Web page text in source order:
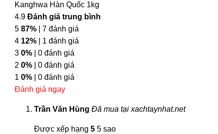
Kanghwa Hàn Quốc 1kg
4.9 Đánh giá trung bình
5 87% | 7 đánh giá
4 12% | 1 đánh giá
3 0% | 0 đánh giá
2 0% | 0 đánh giá
1 0% | 0 đánh giá
Đánh giá ngay
Trần Văn Hùng Đã mua tại xachtaynhat.net
Được xếp hạng 5 5 sao